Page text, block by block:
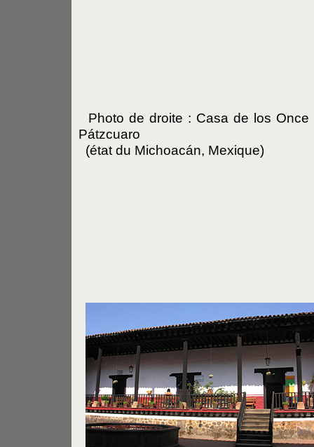
Photo de droite : Casa de los
Pátzcuaro
(état du Michoacán, Mexique)